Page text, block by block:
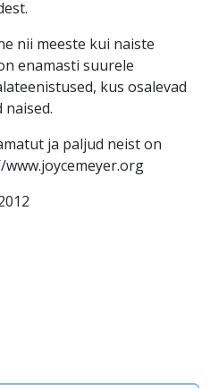
nii meeste kui naiste
enamasti suurele
kus osalevad
ja paljud neist on